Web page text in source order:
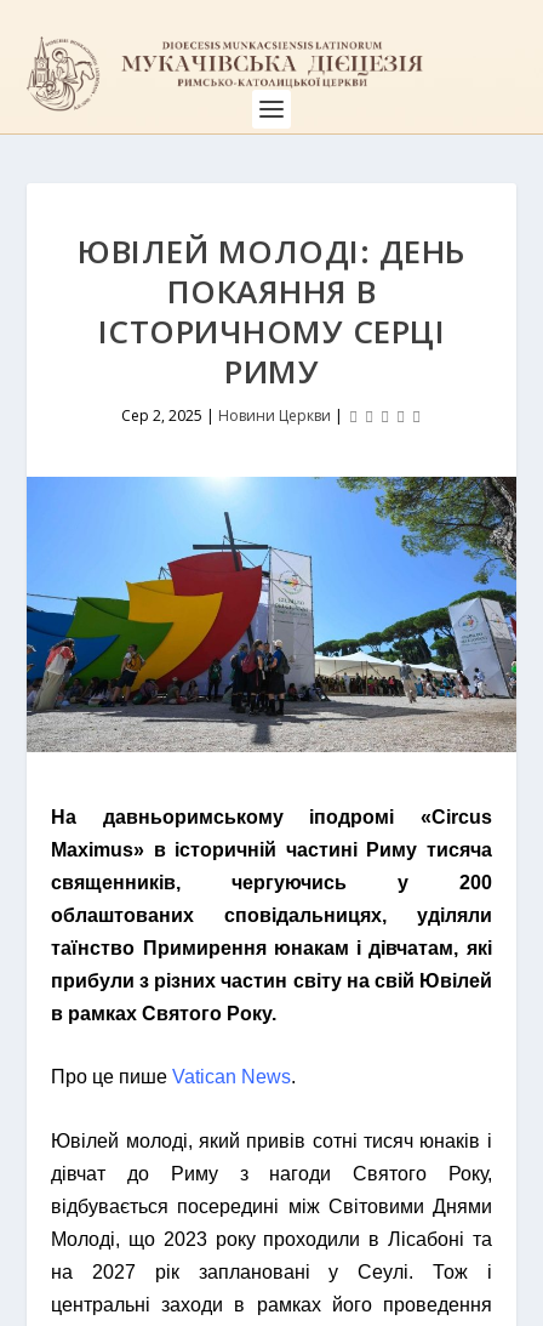
ЮВІЛЕЙ МОЛОДІ: ДЕНЬ
ПОКАЯННЯ В
ІСТОРИЧНОМУ СЕРЦІ
РИМУ
Сер 2, 2025 | Новини Церкви |
На давньоримському іподромі «Circus
Maximus» в історичній частині Риму тисяча
священників, чергуючись у 200
облаштованих сповідальницях, уділяли
таїнство Примирення юнакам і дівчатам, які
прибули з різних частин світу на свій Ювілей
в рамках Святого Року.
Про це пишеVatican News.
Ювілей молоді, який привів сотні тисяч юнаків і
дівчат до Риму з нагоди Святого Року,
відбувається посередині між Світовими Днями
Молоді, що 2023 року проходили в Лісабоні та
на 2027 рік заплановані у Сеулі. Тож і
центральні заходи в рамках його проведення